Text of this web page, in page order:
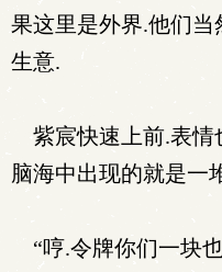
果这里是外界.他们
生意.
紫宸快速上前.表情
脑海中出现的就是一
“哼.令牌你们一块